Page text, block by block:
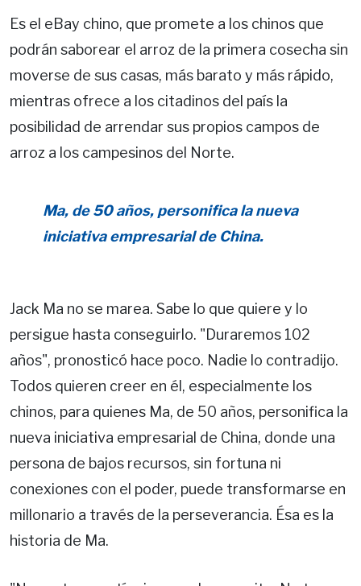
Es el eBay chino, que promete a los chinos que
podrán saborear el arroz de la primera cosecha sin
moverse de sus casas, más barato y más rápido,
mientras ofrece a los citadinos del país la
posibilidad de arrendar sus propios campos de
arroz a los campesinos del Norte.
Ma, de 50 años, personifica la nueva
iniciativa empresarial de China.
Jack Ma no se marea. Sabe lo que quiere y lo
persigue hasta conseguirlo. "Duraremos 102
años", pronosticó hace poco. Nadie lo contradijo.
Todos quieren creer en él, especialmente los
chinos, para quienes Ma, de 50 años, personifica la
nueva iniciativa empresarial de China, donde una
persona de bajos recursos, sin fortuna ni
conexiones con el poder, puede transformarse en
millonario a través de la perseverancia. Ésa es la
historia de Ma.